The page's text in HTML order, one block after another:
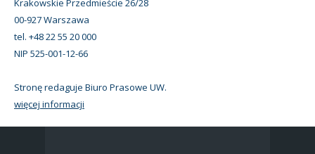
Krakowskie Przedmieście 26/28
00-927 Warszawa
tel. +48 22 55 20 000
NIP 525-001-12-66
Stronę redaguje Biuro Prasowe UW.
więcej informacji